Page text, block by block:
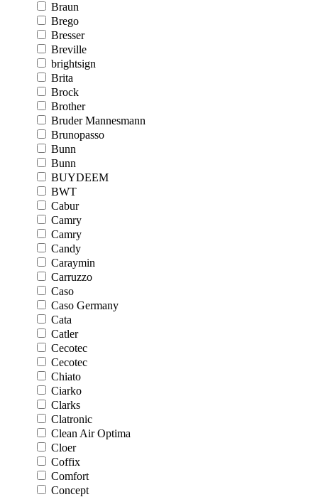
Braun
Brego
Bresser
Breville
brightsign
Brita
Brock
Brother
Bruder Mannesmann
Brunopasso
Bunn
Bunn
BUYDEEM
BWT
Cabur
Camry
Camry
Candy
Caraymin
Carruzzo
Caso
Caso Germany
Cata
Catler
Cecotec
Cecotec
Chiato
Ciarko
Clarks
Clatronic
Clean Air Optima
Cloer
Coffix
Comfort
Concept